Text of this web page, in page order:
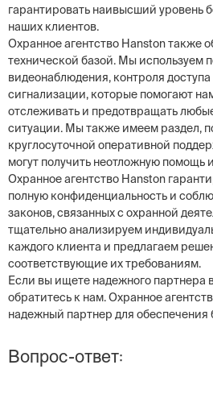
гарантировать наивысший уровень
наших клиентов.
Охранное агентство Hanston также
технической базой. Мы используем
видеонаблюдения, контроля
сигнализации, которые помогают
отслеживать и предотвращать
ситуации. Мы также имеем раздел,
круглосуточной оперативной
могут получить неотложную помощь
Охранное агентство Hanston
полную конфиденциальность и
законов, связанных с охранной
тщательно анализируем
каждого клиента и предлагаем
соответствующие их требованиям.
Если вы ищете надежного партнера
обратитесь к нам. Охранное
надежный партнер для обеспечения
Вопрос-ответ: